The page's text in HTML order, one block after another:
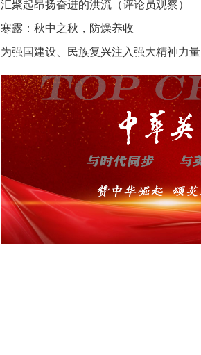
汇聚起昂扬奋进的洪流（评论员观察）
寒露：秋中之秋，防燥养收
为强国建设、民族复兴注入强大精神力量